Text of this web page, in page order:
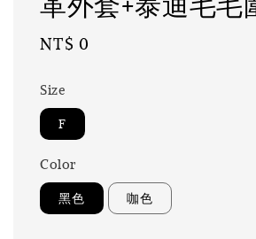
Regular
NT$ 0
Size
F
Color
黑色 咖色